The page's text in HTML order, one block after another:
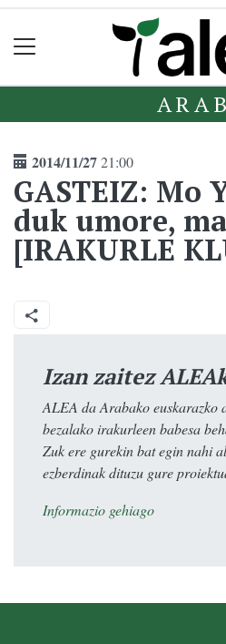
2014/11/2721:00
GASTEIZ: Mo
duk umore,
[IRAKURLE
Izan zaitez
ALEA da Arabako euskarazko
bezalako irakurleen babesa
Zuk ere gurekin bat egin nahi
ezberdinak dituzu gure
Informazio gehiago